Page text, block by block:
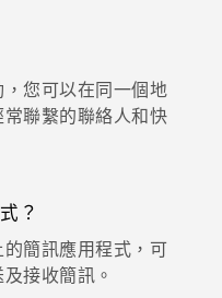
您可以在同一個地
聯繫的聯絡人和快
？
簡訊應用程式，可
接收簡訊。